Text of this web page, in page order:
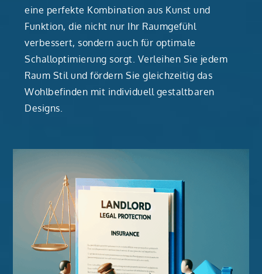
eine perfekte Kombination aus Kunst und
Funktion, die nicht nur Ihr Raumgefühl
verbessert, sondern auch für optimale
Schalloptimierung sorgt. Verleihen Sie jedem
Raum Stil und fördern Sie gleichzeitig das
Wohlbefinden mit individuell gestaltbaren
Designs.